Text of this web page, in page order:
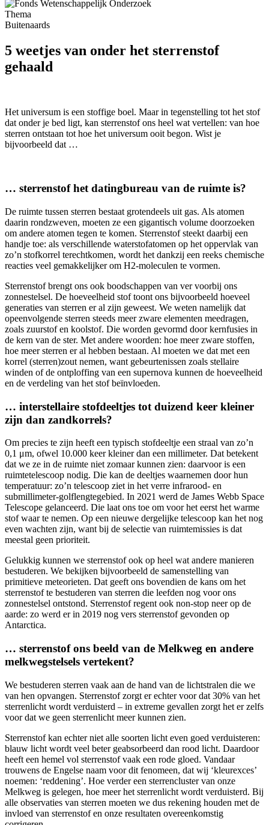
Thema
Buitenaards
5 weetjes van onder het sterrenstof
gehaald
Het universum is een stoffige boel. Maar in tegenstelling tot het stof
dat onder je bed ligt, kan sterrenstof ons heel wat vertellen: van hoe
sterren ontstaan tot hoe het universum ooit begon. Wist je
bijvoorbeeld dat …
… sterrenstof het datingbureau van de ruimte is?
De ruimte tussen sterren bestaat grotendeels uit gas. Als atomen
daarin rondzweven, moeten ze een gigantisch volume doorzoeken
om andere atomen tegen te komen. Sterrenstof steekt daarbij een
handje toe: als verschillende waterstofatomen op het oppervlak van
zo’n stofkorrel terechtkomen, wordt het dankzij een reeks chemische
reacties veel gemakkelijker om H2-moleculen te vormen.
Sterrenstof brengt ons ook boodschappen van ver voorbij ons
zonnestelsel. De hoeveelheid stof toont ons bijvoorbeeld hoeveel
generaties van sterren er al zijn geweest. We weten namelijk dat
opeenvolgende sterren steeds meer zware elementen meedragen,
zoals zuurstof en koolstof. Die worden gevormd door kernfusies in
de kern van de ster. Met andere woorden: hoe meer zware stoffen,
hoe meer sterren er al hebben bestaan. Al moeten we dat met een
korrel (sterren)zout nemen, want gebeurtenissen zoals stellaire
winden of de ontploffing van een supernova kunnen de hoeveelheid
en de verdeling van het stof beïnvloeden.
… interstellaire stofdeeltjes tot duizend keer kleiner
zijn dan zandkorrels?
Om precies te zijn heeft een typisch stofdeeltje een straal van zo’n
0,1 μm, ofwel 10.000 keer kleiner dan een millimeter. Dat betekent
dat we ze in de ruimte niet zomaar kunnen zien: daarvoor is een
ruimtetelescoop nodig. Die kan de deeltjes waarnemen door hun
temperatuur: zo’n telescoop ziet in het verre infrarood- en
submillimeter-golflengtegebied. In 2021 werd de James Webb Space
Telescope gelanceerd. Die laat ons toe om voor het eerst het warme
stof waar te nemen. Op een nieuwe dergelijke telescoop kan het nog
even wachten zijn, want bij de selectie van ruimtemissies is dat
meestal geen prioriteit.
Gelukkig kunnen we sterrenstof ook op heel wat andere manieren
bestuderen. We bekijken bijvoorbeeld de samenstelling van
primitieve meteorieten. Dat geeft ons bovendien de kans om het
sterrenstof te bestuderen van sterren die leefden nog voor ons
zonnestelsel ontstond. Sterrenstof regent ook non-stop neer op de
aarde: zo werd er in 2019 nog vers sterrenstof gevonden op
Antarctica.
… sterrenstof ons beeld van de Melkweg en andere
melkwegstelsels vertekent?
We bestuderen sterren vaak aan de hand van de lichtstralen die we
van hen opvangen. Sterrenstof zorgt er echter voor dat 30% van het
sterrenlicht wordt verduisterd – in extreme gevallen zorgt het er zelfs
voor dat we geen sterrenlicht meer kunnen zien.
Sterrenstof kan echter niet alle soorten licht even goed verduisteren:
blauw licht wordt veel beter geabsorbeerd dan rood licht. Daardoor
heeft een hemel vol sterrenstof vaak een rode gloed. Vandaar
trouwens de Engelse naam voor dit fenomeen, dat wij ‘kleurexces’
noemen: ‘reddening’. Hoe verder een sterrencluster van onze
Melkweg is gelegen, hoe meer het sterrenlicht wordt verduisterd. Bij
alle observaties van sterren moeten we dus rekening houden met de
invloed van sterrenstof en onze resultaten overeenkomstig